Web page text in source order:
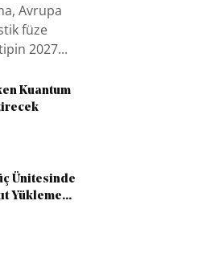
Avrupa
füze
2027...
Kuantum
Ünitesinde
Yükleme...